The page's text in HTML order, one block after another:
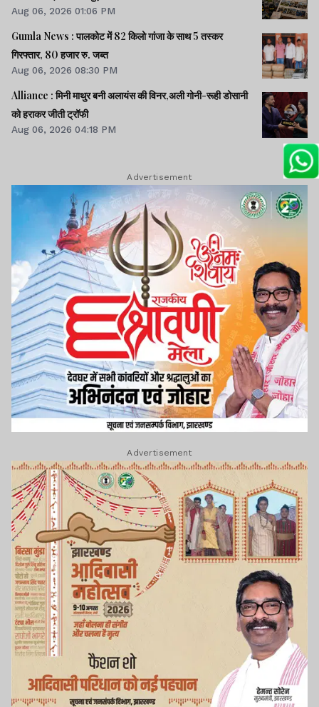
Aug 06, 2026 01:06 PM
Gumla News : पालकोट में 82 किलो गांजा के साथ 5 तस्कर
गिरफ्तार, 80 हजार रु. जब्त
Aug 06, 2026 08:30 PM
Alliance : मिनी माथुर बनी अलायंस की विनर,अली गोनी-रूही डोसानी
को हराकर जीती ट्रॉफी
Aug 06, 2026 04:18 PM
Advertisement
Advertisement